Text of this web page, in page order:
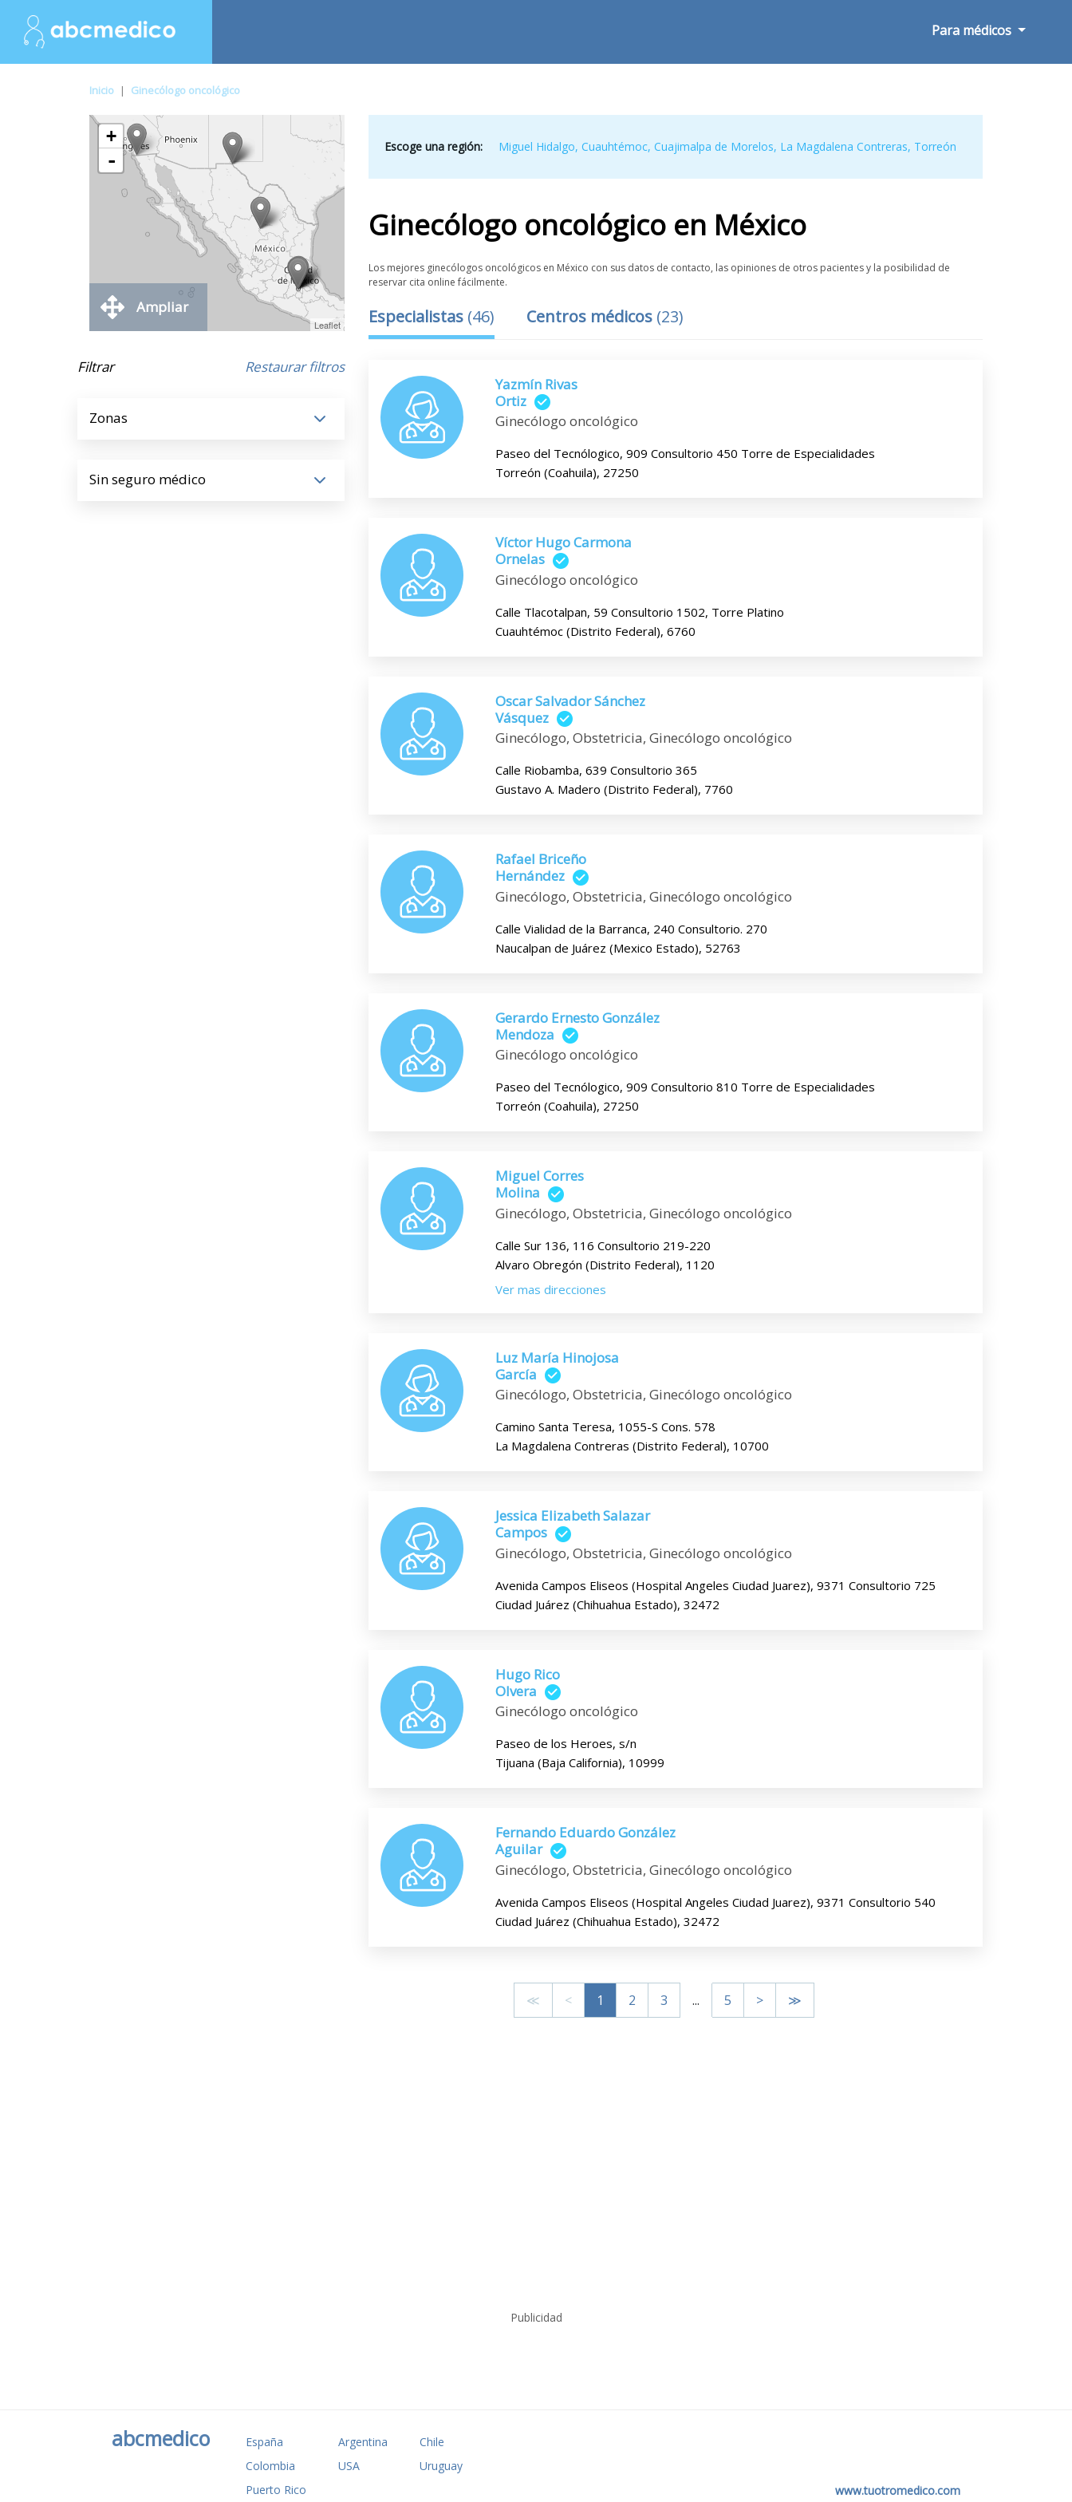
Para médicos
Inicio | Ginecólogo oncológico
+
-
Leaflet
Ampliar
Filtrar Restaurar filtros
Zonas
Sin seguro médico
Escoge una región: Miguel Hidalgo,Cuauhtémoc,Cuajimalpa de Morelos, La Magdalena Contreras, Torreón
Ginecólogo oncológico en México
Los mejores ginecólogos oncológicos en México con sus datos de contacto, las opiniones de otros pacientes y la posibilidad de
reservar cita online fácilmente.
Especialistas (46) Centros médicos (23)
Yazmín Rivas
Ortiz
Ginecólogo oncológico
Paseo del Tecnólogico, 909 Consultorio 450 Torre de Especialidades
Torreón (Coahuila), 27250
Víctor Hugo Carmona
Ornelas
Ginecólogo oncológico
Calle Tlacotalpan, 59 Consultorio 1502, Torre Platino
Cuauhtémoc (Distrito Federal), 6760
Oscar Salvador Sánchez
Vásquez
Ginecólogo, Obstetricia, Ginecólogo oncológico
Calle Riobamba, 639 Consultorio 365
Gustavo A. Madero (Distrito Federal), 7760
Rafael Briceño
Hernández
Ginecólogo, Obstetricia, Ginecólogo oncológico
Calle Vialidad de la Barranca, 240 Consultorio. 270
Naucalpan de Juárez (Mexico Estado), 52763
Gerardo Ernesto González
Mendoza
Ginecólogo oncológico
Paseo del Tecnólogico, 909 Consultorio 810 Torre de Especialidades
Torreón (Coahuila), 27250
Miguel Corres
Molina
Ginecólogo, Obstetricia, Ginecólogo oncológico
Calle Sur 136, 116 Consultorio 219-220
Alvaro Obregón (Distrito Federal), 1120
Ver mas direcciones
Luz María Hinojosa
García
Ginecólogo, Obstetricia, Ginecólogo oncológico
Camino Santa Teresa, 1055-S Cons. 578
La Magdalena Contreras (Distrito Federal), 10700
Jessica Elizabeth Salazar
Campos
Ginecólogo, Obstetricia, Ginecólogo oncológico
Avenida Campos Eliseos (Hospital Angeles Ciudad Juarez), 9371 Consultorio 725
Ciudad Juárez (Chihuahua Estado), 32472
Hugo Rico
Olvera
Ginecólogo oncológico
Paseo de los Heroes, s/n
Tijuana (Baja California), 10999
Fernando Eduardo González
Aguilar
Ginecólogo, Obstetricia, Ginecólogo oncológico
Avenida Campos Eliseos (Hospital Angeles Ciudad Juarez), 9371 Consultorio 540
Ciudad Juárez (Chihuahua Estado), 32472
≪ < 1 2 3 ... 5 > ≫
Publicidad
abcmedico España Argentina
Chile
Colombia
USA
Uruguay
Puerto Rico
www.tuotromedico.com